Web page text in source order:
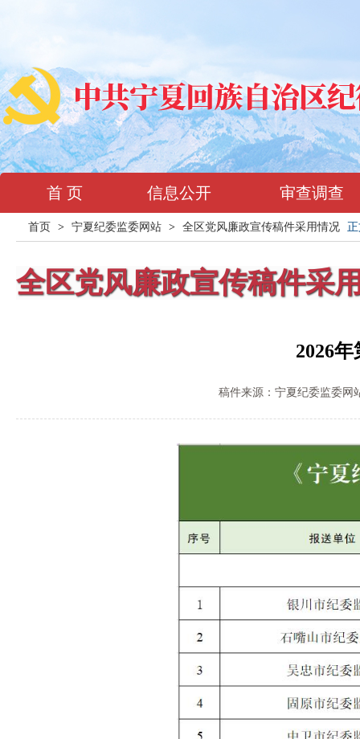
首 页 信息公开 审查调查
首页 > 宁夏纪委监委网站 > 全区党风廉政宣传稿件采用情况
全区党风廉政宣传稿件采
2026
稿件来源：宁夏纪委监委网